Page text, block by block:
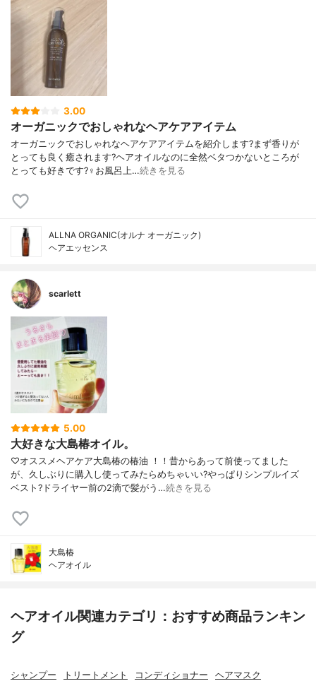
3.00
オーガニックでおしゃれなヘアケアアイテム
オーガニックでおしゃれなヘアケアアイテムを紹介します?まず香りが
とっても良く癒されます?ヘアオイルなのに全然ベタつかないところが
とっても好きです?‍♀️お風呂上…続きを見る
ALLNA ORGANIC(オルナ オーガニック)
ヘアエッセンス
scarlett
5.00
大好きな大島椿オイル。
♡オススメヘアケア大島椿の椿油 ！！昔からあって前使ってました
が、久しぶりに購入し使ってみたらめちゃいい?やっぱりシンプルイズ
ベスト?ドライヤー前の2滴で髪がう…続きを見る
大島椿
ヘアオイル
ヘアオイル関連カテゴリ：おすすめ商品ランキン
グ
シャンプー トリートメント コンディショナー ヘアマスク